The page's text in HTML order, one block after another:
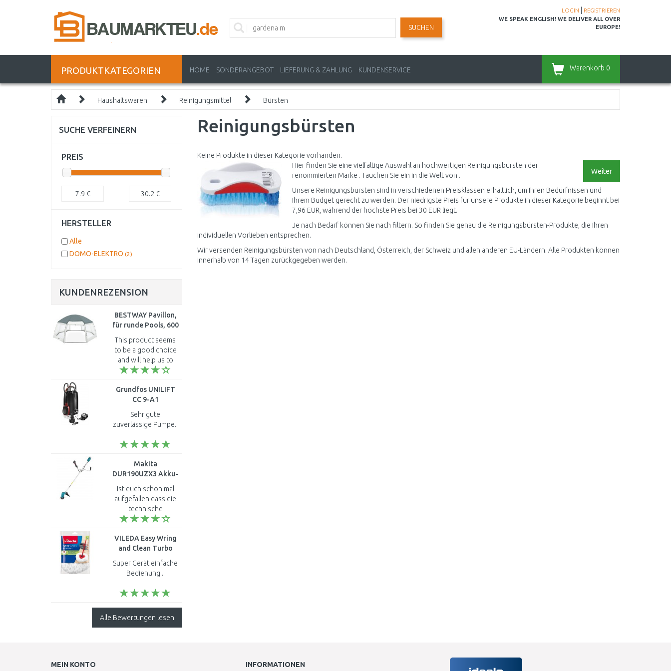
LOGIN
REGISTRIEREN
WE SPEAK ENGLISH! WE DELIVER ALL OVER
EUROPE!
SUCHEN
PRODUKTKATEGORIEN HOME SONDERANGEBOT LIEFERUNG & ZAHLUNG KUNDENSERVICE Warenkorb 0
Haushaltswaren Reinigungsmittel Bürsten
Reinigungsbürsten
Keine Produkte in dieser Kategorie vorhanden.
Weiter
Hier finden Sie eine vielfältige Auswahl an hochwertigen Reinigungsbürsten der
renommierten Marke . Tauchen Sie ein in die Welt von .
Unsere Reinigungsbürsten sind in verschiedenen Preisklassen erhältlich, um Ihren Bedürfnissen und
Ihrem Budget gerecht zu werden. Der niedrigste Preis für unsere Produkte in dieser Kategorie beginnt bei
7,96 EUR, während der höchste Preis bei 30 EUR liegt.
Je nach Bedarf können Sie nach filtern. So finden Sie genau die Reinigungsbürsten-Produkte, die Ihren
individuellen Vorlieben entsprechen.
Wir versenden Reinigungsbürsten von nach Deutschland, Österreich, der Schweiz und allen anderen EU-Ländern. Alle Produkten können
innerhalb von 14 Tagen zurückgegeben werden.
SUCHE VERFEINERN
PREIS
7.9 € 30.2 €
HERSTELLER
Alle
DOMO-ELEKTRO (2)
KUNDENREZENSION
BESTWAY Pavillon,
für runde Pools, 600
x 295 cm 58612
This product seems
to be a good choice
and will help us to
keep our pool...
Grundfos UNILIFT
CC 9-A1
Schmutzwasserpumpe
96280970
Sehr gute
zuverlässige Pumpe..
Makita
DUR190UZX3 Akku-
Rasentrimmer, ohne
Akku, ohne
Ladegerät
Ist euch schon mal
aufgefallen dass die
technische
Beschreibung vom
UZX3 die eines
Staubsaugers ist ..
VILEDA Easy Wring
and Clean Turbo
Wischmop
Ersatzkopf Classic
134302
Super Gerät einfache
Bedienung ..
Alle Bewertungen lesen
MEIN KONTO INFORMATIONEN